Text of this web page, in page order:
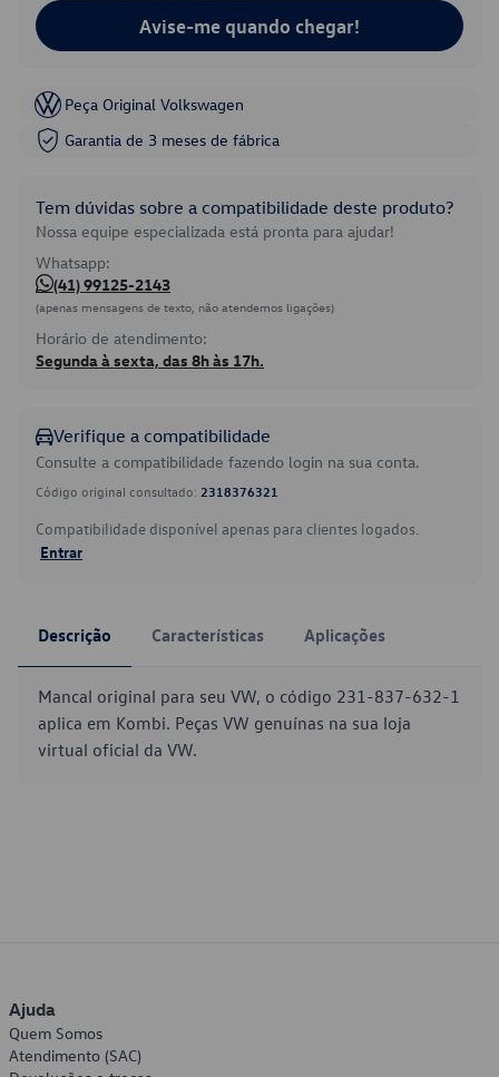
Avise-me quando chegar!
Peça Original Volkswagen
Garantia de 3 meses de fábrica
Tem dúvidas sobre a compatibilidade deste produto?
Nossa equipe especializada está pronta para ajudar!
Whatsapp:
(41) 99125-2143
(apenas mensagens de texto, não atendemos ligações)
Horário de atendimento:
Segunda à sexta, das 8h às 17h.
Verifique a compatibilidade
Consulte a compatibilidade fazendo login na sua conta.
Código original consultado: 2318376321
Compatibilidade disponível apenas para clientes logados.
Entrar
Descrição Características Aplicações
Mancal original para seu VW, o código 231-837-632-1
aplica em Kombi. Peças VW genuínas na sua loja
virtual oficial da VW.
Ajuda
Quem Somos
Atendimento (SAC)